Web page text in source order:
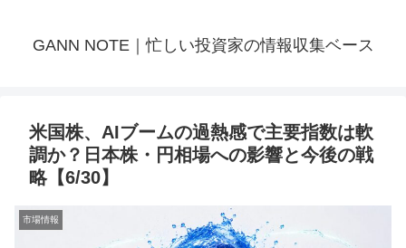
GANN NOTE｜忙しい投資家の情報収集ベース
米国株、AIブームの過熱感で主要指数は軟
調か？日本株・円相場への影響と今後の戦
略【6/30】
市場情報